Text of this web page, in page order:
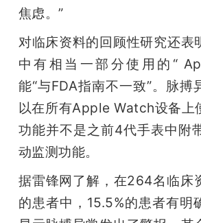
焦虑。”
对临床资料的回顾性研究还表
中有相当一部分使用的“
能“与FDA指南不一致”。脉搏
以在所有Apple Watch设备上
功能并不是之前4代手表中附
动监测功能。
据雷锋网了解，在264名临床
的患者中，15.5%的患者有明